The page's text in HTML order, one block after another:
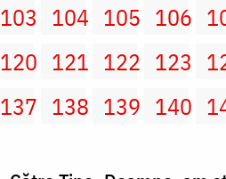
103 104 105 106
120 121 122 123
137 138 139 140